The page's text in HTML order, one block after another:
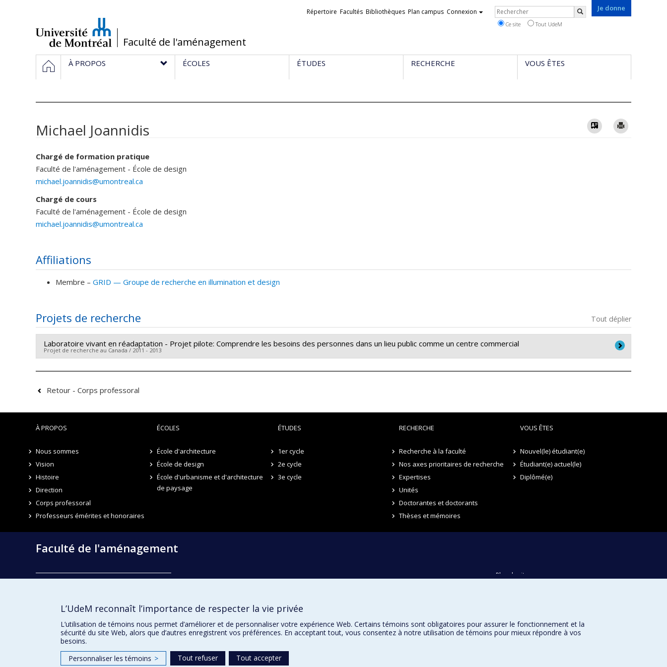
/Faculté de l'aménagement
Je donne
Liens
Répertoire Facultés Bibliothèques Plan campus Connexion Rechercher
Ce site Tout UdeM
Navigation
principale
ACCUEIL
À PROPOS ÉCOLES ÉTUDES RECHERCHE VOUS ÊTES
Michael Joannidis Vcard
Chargé de formation pratique
Faculté de l'aménagement - École de design
michael.joannidis@umontreal.ca
Chargé de cours
Faculté de l'aménagement - École de design
michael.joannidis@umontreal.ca
Affiliations
Membre – GRID — Groupe de recherche en illumination et design
Projets de recherche Tout déplier
Laboratoire vivant en réadaptation - Projet pilote: Comprendre les besoins des personnes dans un lieu public comme un centre commercial
Projet de recherche au Canada / 2011 - 2013
Chercheur principal : Tiiu Poldma
d’un centre commercial. L’objectif de la recherche consiste à fournir les mesures des caractéristiques topographiques d’un centre commercial particulier comme celui de
Retour - Corps professoral
À PROPOS
Nous sommes
Vision
Histoire
Direction
Corps professoral
Professeurs émérites et honoraires
ÉCOLES
École d'architecture
École de design
École d'urbanisme et d'architecture
de paysage
ÉTUDES
1er cycle
2e cycle
3e cycle
RECHERCHE
Recherche à la faculté
Nos axes prioritaires de recherche
Expertises
Unités
Doctorantes et doctorants
Thèses et mémoires
VOUS ÊTES
Nouvel(le) étudiant(e)
Étudiant(e) actuel(le)
Diplômé(e)
Faculté de l'aménagement
École de design
École d'urbanisme et d'architecture de paysage
Plan du site
L’UdeM reconnaît l’importance de respecter la vie privée
L’utilisation de témoins nous permet d’améliorer et de personnaliser votre expérience Web. Certains témoins sont obligatoires pour assurer le fonctionnement et la
sécurité du site Web, alors que d’autres enregistrent vos préférences. En acceptant tout, vous consentez à notre utilisation de témoins pour mieux répondre à vos
besoins.
Personnaliser les témoins > Tout refuser Tout accepter